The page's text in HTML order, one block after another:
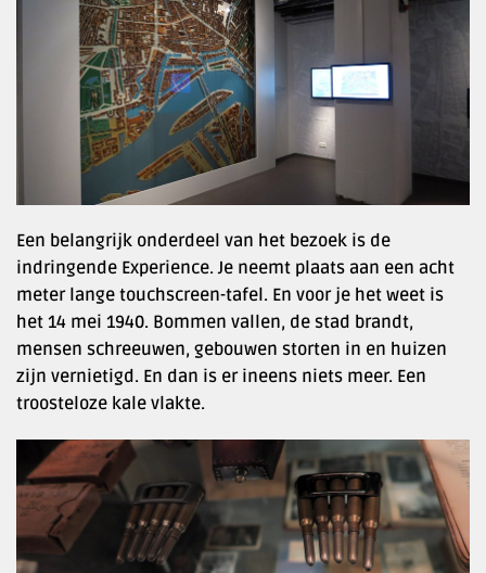
Een belangrijk onderdeel van het bezoek is de
indringende Experience. Je neemt plaats aan een acht
meter lange touchscreen-tafel. En voor je het weet is
het 14 mei 1940. Bommen vallen, de stad brandt,
mensen schreeuwen, gebouwen storten in en huizen
zijn vernietigd. En dan is er ineens niets meer. Een
troosteloze kale vlakte.